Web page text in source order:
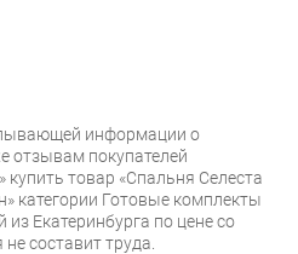
информации о
отзывам покупателей
купить товар «Спальня Селеста
категории Готовые комплекты
Екатеринбурга по цене со
составит труда.